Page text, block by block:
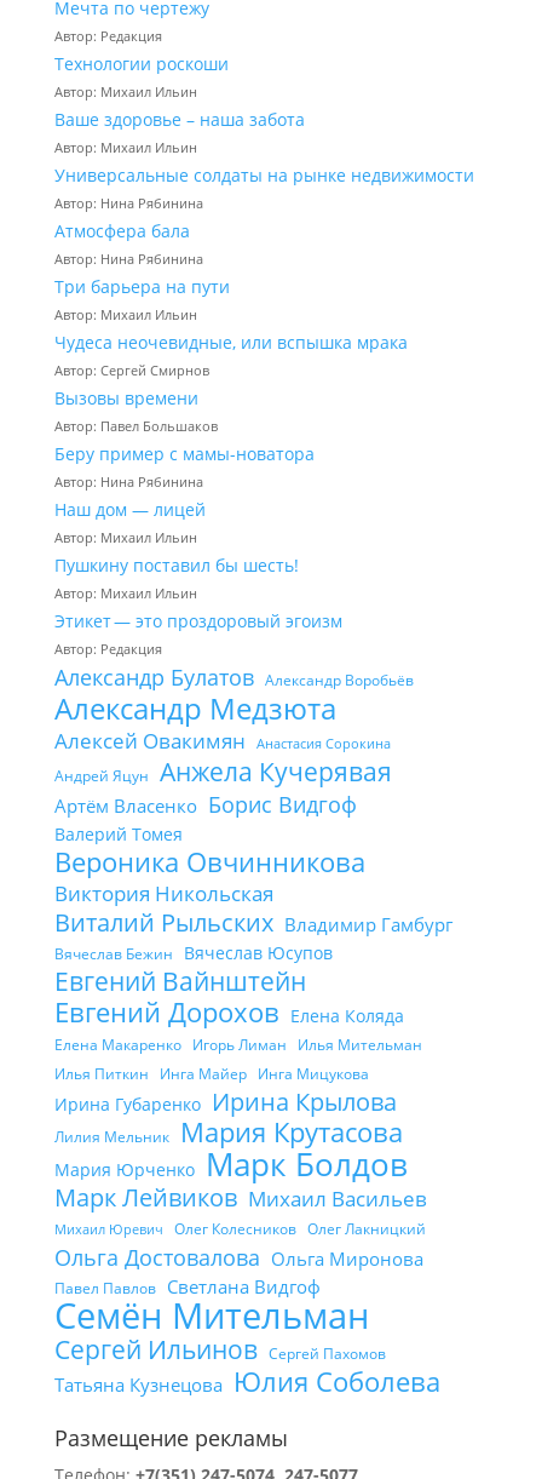
Мечта по чертежу
Автор: Редакция
Технологии роскоши
Автор: Михаил Ильин
Ваше здоровье – наша забота
Автор: Михаил Ильин
Универсальные солдаты на рынке недвижимости
Автор: Нина Рябинина
Атмосфера бала
Автор: Нина Рябинина
Три барьера на пути
Автор: Михаил Ильин
Чудеса неочевидные, или вспышка мрака
Автор: Сергей Смирнов
Вызовы времени
Автор: Павел Большаков
Беру пример с мамы-новатора
Автор: Нина Рябинина
Наш дом — лицей
Автор: Михаил Ильин
Пушкину поставил бы шесть!
Автор: Михаил Ильин
Этикет — это проздоровый эгоизм
Автор: Редакция
Александр Булатов Александр Воробьёв
Александр Медзюта
Алексей Овакимян Анастасия Сорокина
Андрей Яцун Анжела Кучерявая
Артём Власенко Борис Видгоф
Валерий Томея
Вероника Овчинникова
Виктория Никольская
Виталий Рыльских Владимир Гамбург
Вячеслав Бежин Вячеслав Юсупов
Евгений Вайнштейн
Евгений Дорохов Елена Коляда
Елена Макаренко Игорь Лиман
Илья Мительман
Илья Питкин
Инга Майер Инга Мицукова
Ирина Губаренко Ирина Крылова
Лилия Мельник Мария Крутасова
Мария Юрченко Марк Болдов
Марк Лейвиков Михаил Васильев
Михаил Юревич Олег Колесников Олег Лакницкий
Ольга Достовалова Ольга Миронова
Павел Павлов Светлана Видгоф
Семён Мительман
Сергей Ильинов Сергей Пахомов
Татьяна Кузнецова Юлия Соболева
Размещение рекламы